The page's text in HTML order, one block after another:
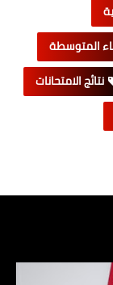
المتوسطة
نتائج الامتحانات